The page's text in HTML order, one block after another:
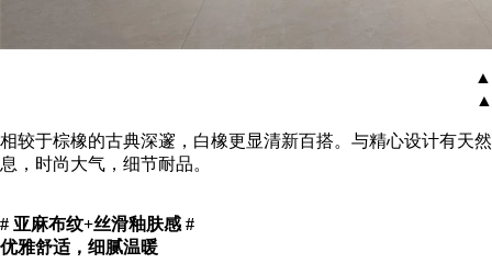
相较于棕橡的古典深邃，白橡更显清新百搭。与精心设计有天
息，时尚大气，细节耐品。
# 亚麻布纹+丝滑釉肤感 #
优雅舒适，细腻温暖